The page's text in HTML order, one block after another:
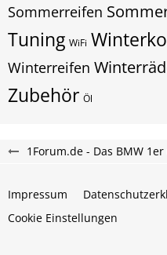
Sommerreifen
Tuning WiFi
Winterreifen
Zubehör Öl
1Forum.de - Das BMW
Impressum
Cookie Einstellungen